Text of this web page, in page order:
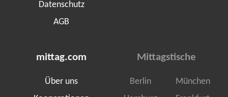
Datenschutz
AGB
mittag.com
Über uns
Mittagstische
Berlin
München